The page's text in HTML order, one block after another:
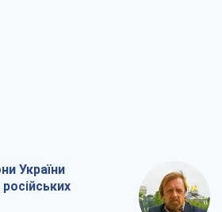
України